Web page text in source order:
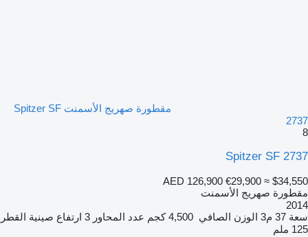
مقطورة صهريج الأسمنت Spitzer SF
2737
8
Spitzer SF 2737
AED 126,900 €29,900 ≈ $34,550
مقطورة صهريج الأسمنت
2014
سعة 37 م3 الوزن الصافي 4,500 كجم عدد المحاور 3 ارتفاع صينية القطر
125 ملم